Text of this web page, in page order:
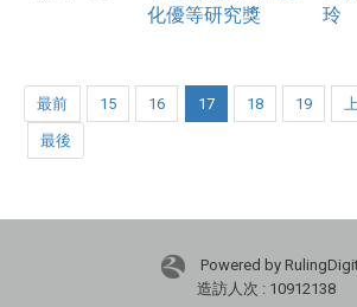
化優等研究獎
玲
最前 15 16 17 18 19
最後
Powered by
造訪人次 : 10912138